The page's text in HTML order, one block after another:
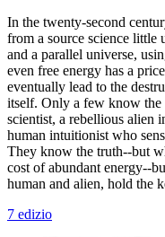
In the twenty-second
from a source science little
and a parallel universe,
even free energy has a
eventually lead to the
itself. Only a few know the
scientist, a rebellious alien
human intuitionist who
They know the truth--but
cost of abundant energy--
human and alien, hold the
7 edizio